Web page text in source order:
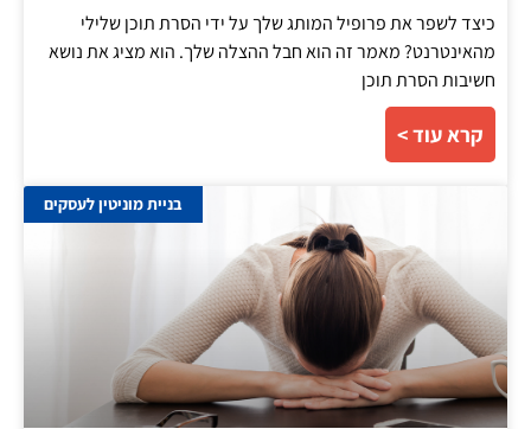
כיצד לשפר את פרופיל המותג שלך על ידי הסרת תוכן שלילי
מהאינטרנט? מאמר זה הוא חבל ההצלה שלך. הוא מציג את נושא
חשיבות הסרת תוכן
קרא עוד >
בניית מוניטין לעסקים